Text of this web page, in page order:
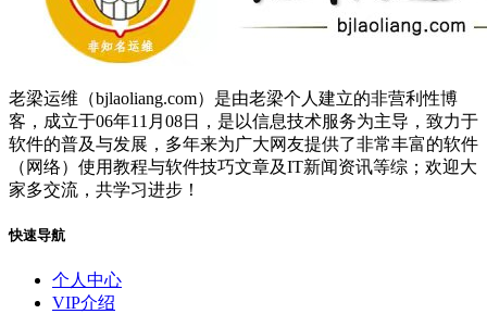
老梁运维（bjlaoliang.com）是由老梁个人建立的非营利性博
客，成立于06年11月08日，是以信息技术服务为主导，致力于
软件的普及与发展，多年来为广大网友提供了非常丰富的软件
（网络）使用教程与软件技巧文章及IT新闻资讯等综；欢迎大
家多交流，共学习进步！
快速导航
个人中心
VIP介绍